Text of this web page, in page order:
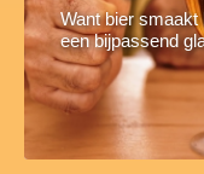
Want bier smaakt
een bijpassend